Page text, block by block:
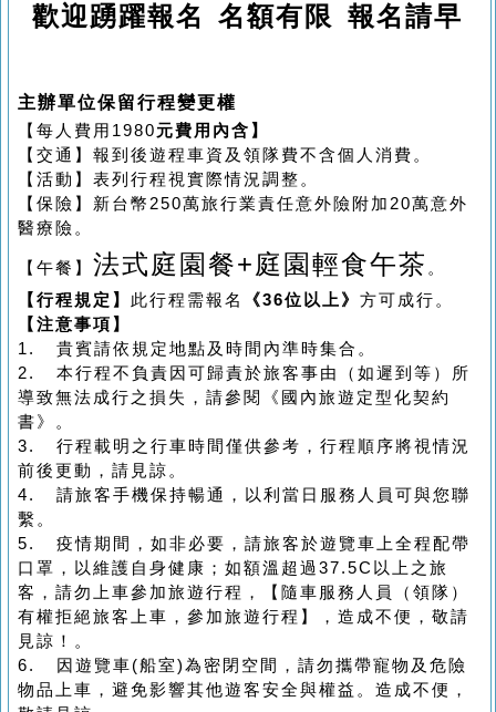
歡迎踴躍報名 名額有限 報名請早
主辦單位保留行程變更權
【每人費用1980元費用內含】
【交通】報到後遊程車資及領隊費不含個人消費。
【活動】表列行程視實際情況調整。
【保險】新台幣250萬旅行業責任意外險附加20萬意外
醫療險。
【午餐】 法式庭園餐+庭園輕食午茶 。
【行程規定】 此行程需報名 《36位以上》 方可成行。
【注意事項】
1. 貴賓請依規定地點及時間內準時集合。
2. 本行程不負責因可歸責於旅客事由（如遲到等）所
導致無法成行之損失，請參閱《國內旅遊定型化契約
書》。
3. 行程載明之行車時間僅供參考，行程順序將視情況
前後更動，請見諒。
4. 請旅客手機保持暢通，以利當日服務人員可與您聯
繫。
5. 疫情期間，如非必要，請旅客於遊覽車上全程配帶
口罩，以維護自身健康；如額溫超過37.5C以上之旅
客，請勿上車參加旅遊行程，【隨車服務人員（領隊）
有權拒絕旅客上車，參加旅遊行程】，造成不便，敬請
見諒！。
6. 因遊覽車(船室)為密閉空間，請勿攜帶寵物及危險
物品上車，避免影響其他遊客安全與權益。造成不便，